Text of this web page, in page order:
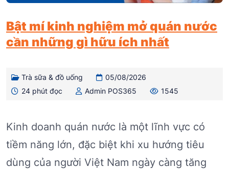
Bật mí kinh nghiệm mở quán nước
cần những gì hữu ích nhất
Trà sữa & đồ uống
05/08/2026
24 phút đọc
Admin POS365 1545
Kinh doanh quán nước là một lĩnh vực có
tiềm năng lớn, đặc biệt khi xu hướng tiêu
dùng của người Việt Nam ngày càng tăng